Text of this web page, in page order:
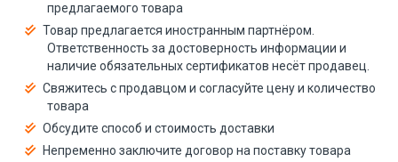
предлагаемого товара
Товар предлагается иностранным партнёром.
Ответственность за достоверность информации и
наличие обязательных сертификатов несёт продавец.
Свяжитесь с продавцом и согласуйте цену и количество
товара
Обсудите способ и стоимость доставки
Непременно заключите договор на поставку товара